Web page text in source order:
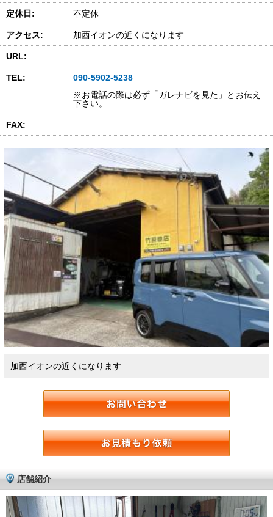
定休日: 不定休
アクセス: 加西イオンの近くになります
URL:
TEL:
090-5902-5238
※お電話の際は必ず「ガレナビを見た」とお伝え
下さい。
FAX:
加西イオンの近くになります
店舗紹介